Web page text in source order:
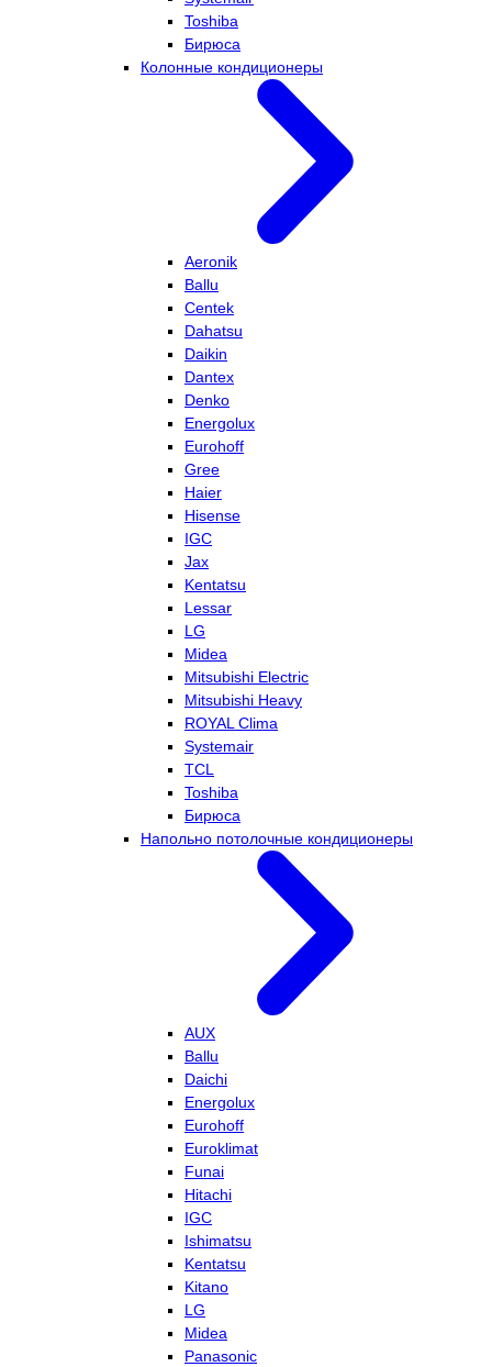
Toshiba
Бирюса
Колонные кондиционеры
Aeronik
Ballu
Centek
Dahatsu
Daikin
Dantex
Denko
Energolux
Eurohoff
Gree
Haier
Hisense
IGC
Jax
Kentatsu
Lessar
LG
Midea
Mitsubishi Electric
Mitsubishi Heavy
ROYAL Clima
Systemair
TCL
Toshiba
Бирюса
Напольно потолочные кондиционеры
AUX
Ballu
Daichi
Energolux
Eurohoff
Euroklimat
Funai
Hitachi
IGC
Ishimatsu
Kentatsu
Kitano
LG
Midea
Panasonic